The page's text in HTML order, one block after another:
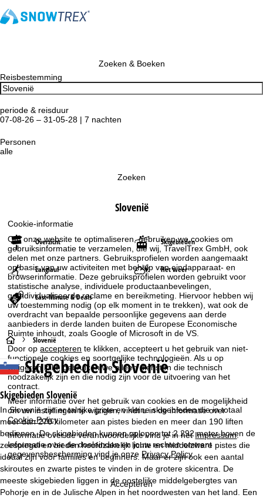
Cookie-informatie
Om onze website te optimaliseren, gebruiken we cookies om
gebruiksinformatie te verzamelen, die wij, TravelTrex GmbH, ook
delen met onze partners. Gebruiksprofielen worden aangemaakt
op basis van uw activiteiten met behulp van eindapparaat- en
browserinformatie. Deze gebruiksprofielen worden gebruikt voor
statistische analyse, individuele productaanbevelingen,
geïndividualiseerde reclame en bereikmeting. Hiervoor hebben wij
uw toestemming nodig (op elk moment in te trekken), wat ook de
overdracht van bepaalde persoonlijke gegevens aan derde
aanbieders in derde landen buiten de Europese Economische
Ruimte inhoudt, zoals Google of Microsoft in de VS.
Door opaccepteren te klikken, accepteert u het gebruik van niet-
functionele cookies en soortgelijke technologieën. Als u op
weigeren klikt, gebruiken we alleen diensten die technisch
noodzakelijk zijn en die nodig zijn voor de uitvoering van het
contract.
Meer informatie over het gebruik van cookies en de mogelijkheid
om uw instellingen te wijzigen, vindt u in de informatie over
Cookie-Policy.
Informatie over de verantwoordelijke vind je in hetImpressum.
Informatie over de doeleinden en jouw rechten omtrent
gegevensbescherming vind je onze Privacy Policy.
Accepteren
Zoeken & Boeken
Reisbestemming
periode & reisduur
07-08-26 – 31-05-28 | 7 nachten
Personen
alle
Zoeken
Slovenië
Overzicht Skigebieden
Langlauf Het weer
Last-Minute & Deals
S
t
a
r
t
p
a
Slovenië
Skigebieden Slovenië
Skigebieden Slovenië
In Slovenië zijn er talrijke grote en kleine skigebieden die in totaal
meer dan 270 kilometer aan pistes bieden en meer dan 190 liften
bedienen. De skigebieden kunnen oplopen tot 2.292 meter boven de
zeespiegel en bieden hoofdzakelijk lichte en middelzware pistes die
ideaal zijn voor families en beginners. Maar er zijn ook een aantal
skiroutes en zwarte pistes te vinden in de grotere skicentra. De
meeste skigebieden liggen in de oostelijke middelgebergtes van
Pohorje en in de Julische Alpen in het noordwesten van het land. Een